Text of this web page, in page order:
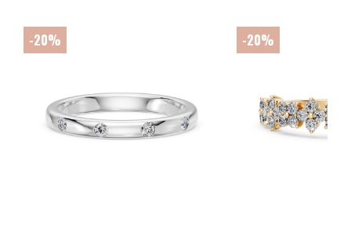
-20% -20%